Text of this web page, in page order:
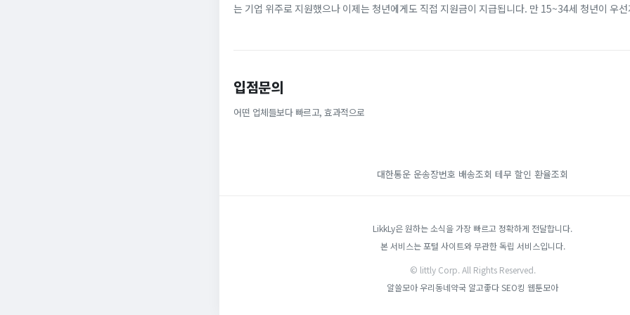
는 기업 위주로 지원했으나 이제는 청년에게도 직접 지원금이 지급됩니다. 만 15~34세 청년이 우
입점문의
어떤 업체들보다 빠르고, 효과적으로
대한통운 운송장번호 배송조회 테무 할인 환율조회
LikkLy은 원하는 소식을 가장 빠르고 정확하게 전달합니다.
본 서비스는 포털 사이트와 무관한 독립 서비스입니다.
© littly Corp. All Rights Reserved.
알쓸모아우리동네약국 알고좋다SEO킹 웹툰모아